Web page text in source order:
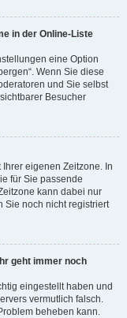
in der Online-Liste
eine Option
Wenn Sie diese
und Sie selbst
Besucher
eigenen Zeitzone. In
für Sie passende
kann dabei nur
Sie noch nicht registriert
geht immer noch
eingestellt haben und
vermutlich falsch.
beheben kann.